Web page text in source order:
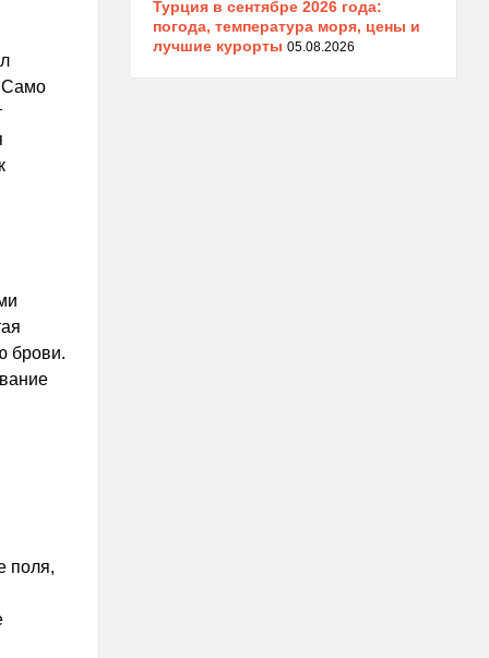
Само
брови.
поля,
Турция в сентябре 2026 года:
погода, температура моря, цены и
лучшие курорты 05.08.2026